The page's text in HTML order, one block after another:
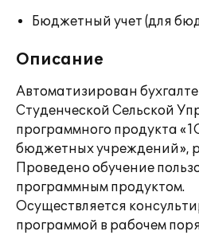
Бюджетный учет (для
Описание
Автоматизирован
Студенческой Сельской
программного продукта
бюджетных учреждений»,
Проведено обучение
программным продуктом.
Осуществляется
программой в рабочем